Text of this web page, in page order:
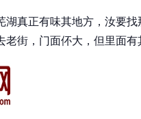
湖真正有味其地方，汝要
街，门面伓大，但里面有